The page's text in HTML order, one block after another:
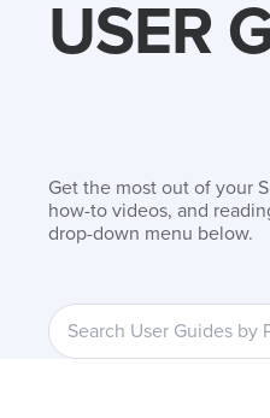
USER
Get the most out of your
how-to videos, and
drop-down menu below.